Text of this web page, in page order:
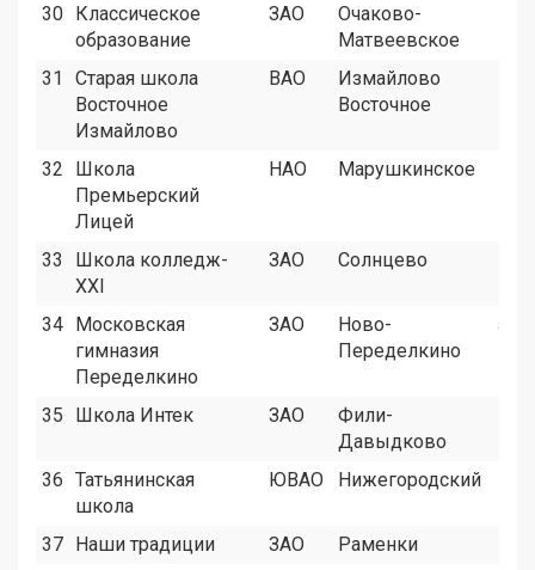
30 Классическое
образование
ЗАО
Очаково-
Матвеевское
31
Старая школа
Восточное
Измайлово
ВАО
Измайлово
Восточное
32
Школа
Премьерский
Лицей
НАО Марушкинское
33
Школа колледж-
XXI
ЗАО Солнцево
34 Московская
гимназия
Переделкино
ЗАО
Ново-
Переделкино
5
35 Школа Интек ЗАО
Фили-
Давыдково
36 Татьянинская
школа
ЮВАО Нижегородский
37 Наши традиции ЗАО Раменки